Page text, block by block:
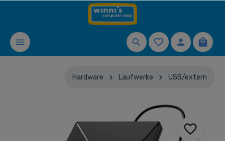
Hardware Laufwerke USB/extern